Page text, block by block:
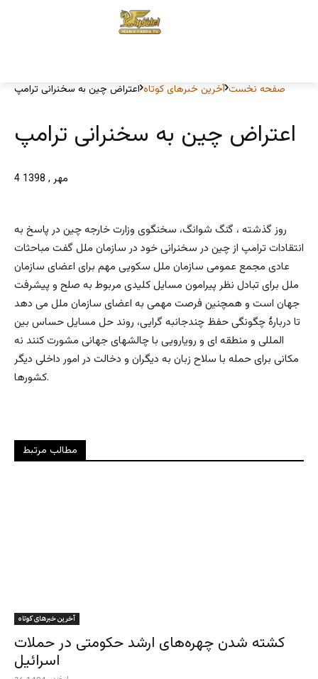
صفحه نخست آخرین خبرهای کوتاه اعتراض چین به سخنرانی ترامپ
اعتراض چین به سخنرانی ترامپ
4 مهر , 1398
روز گذشته ، گنگ شوانگ، سخنگوی وزارت خارجه چین در پاسخ به
انتقادات ترامپ از چین در سخنرانی خود در سازمان ملل گفت مباحثات
عادی مجمع عمومی سازمان ملل سکویی مهم برای اعضای سازمان
ملل برای تبادل نظر پیرامون مسایل کلیدی مربوط به صلح و پیشرفت
جهان است و همچنین فرصت مهمی به اعضای سازمان ملل می دهد
تا دربارۀ چگونگی حفظ چندجانبه گرایی، روند حل مسایل حساس بین
المللی و منطقه ای و رویارویی با چالشهای جهانی مشورت کنند نه
مکانی برای حمله با سلاح زبان به دیگران و دخالت در امور داخلی دیگر
کشورها.
مطالب مرتبط
آخرین خبرهای کوتاه
کشته شدن چهره‌های ارشد حکومتی در حملات
اسرائیل